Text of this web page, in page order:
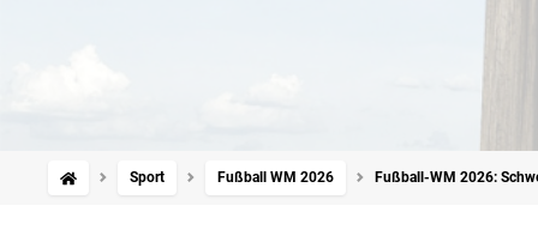
Sport Fußball WM 2026 Fußball-WM 2026: